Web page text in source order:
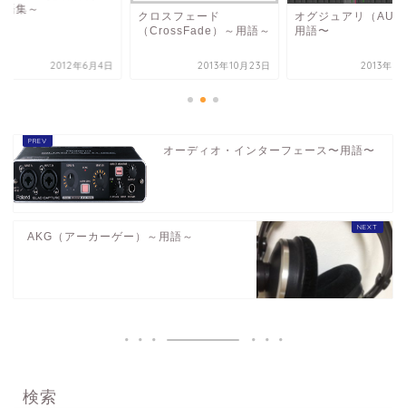
語集～
2012年6月4日
クロスフェード
（CrossFade）～用語～
2013年10月23日
オグジュアリ（AUX
用語〜
2013年8
オーディオ・インターフェース〜用語〜
AKG（アーカーゲー）～用語～
検索